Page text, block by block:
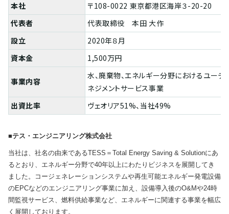
本社
〒108-0022 東京都港区海岸３-20-20
代表者
代表取締役 本田 大作
設立
2020年８月
資本金
1,500万円
事業内容
水、廃棄物、エネルギー分野におけるユーテ
ネジメントサービス事業
出資比率
ヴェオリア51%、当社49%
■テス・エンジニアリング株式会社
当社は、社名の由来であるTESS＝Total Energy Saving & Solutionにあ
るとおり、エネルギー分野で40年以上にわたりビジネスを展開してき
ました。コージェネレーションシステムや再生可能エネルギー発電設備
のEPCなどのエンジニアリング事業に加え、設備導入後のO&Mや24時
間監視サービス、燃料供給事業など、エネルギーに関連する事業を幅広
く展開しております。